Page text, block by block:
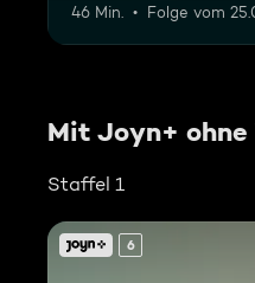
46 Min. Folge vom
Mit Joyn+
Staffel 1
6